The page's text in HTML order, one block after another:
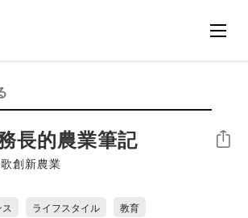
長的農業筆記
創新農業
シェア
ライフスタイル
教育